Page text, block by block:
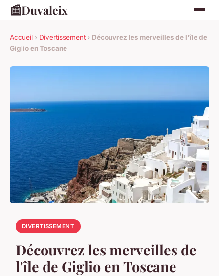
📰Duvaleix
Accueil › Divertissement › Découvrez les merveilles de l'île de
Giglio en Toscane
DIVERTISSEMENT
Découvrez les merveilles de
l'île de Giglio en Toscane